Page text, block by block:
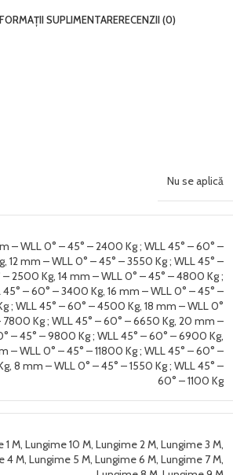
SUPLIMENTARERECENZII (0)
Nu se aplică
– WLL 0° – 45° – 2400 Kg ; WLL 45° – 60° –
, 12 mm – WLL 0° – 45° – 3550 Kg ; WLL 45° –
– 2500 Kg, 14 mm – WLL 0° – 45° – 4800 Kg ;
45° – 60° – 3400 Kg, 16 mm – WLL 0° – 45° –
; WLL 45° – 60° – 4500 Kg, 18 mm – WLL 0°
7800 Kg ; WLL 45° – 60° – 6650 Kg, 20 mm –
– 45° – 9800 Kg ; WLL 45° – 60° – 6900 Kg,
– WLL 0° – 45° – 11800 Kg ; WLL 45° – 60° –
, 8 mm – WLL 0° – 45° – 1550 Kg ; WLL 45° –
60° – 1100 Kg
1 M, Lungime 10 M, Lungime 2 M, Lungime 3 M,
4 M, Lungime 5 M, Lungime 6 M, Lungime 7 M,